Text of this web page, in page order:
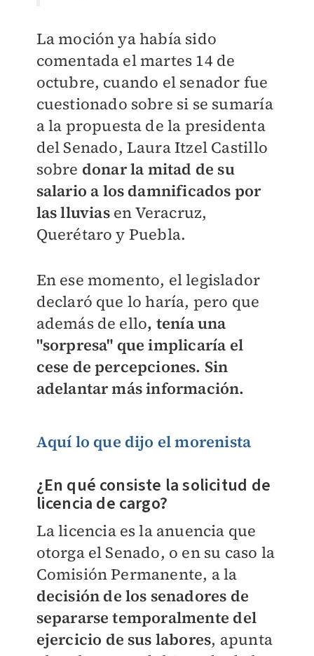
La moción ya había sido
comentada el martes 14 de
octubre, cuando el senador fue
cuestionado sobre si se sumaría
a la propuesta de la presidenta
del Senado, Laura Itzel Castillo
sobre donar la mitad de su
salario a los damnificados por
las lluviasen Veracruz,
Querétaro y Puebla.
En ese momento, el legislador
declaró que lo haría, pero que
además de ello, tenía una
"sorpresa" que implicaría el
cese de percepciones. Sin
adelantar más información.
Aquí lo que dijo el morenista
¿En qué consiste la solicitud de
licencia de cargo?
La licencia es la anuencia que
otorga el Senado, o en su caso la
Comisión Permanente, a la
decisión de los senadores de
separarse temporalmente del
ejercicio de sus labores, apunta